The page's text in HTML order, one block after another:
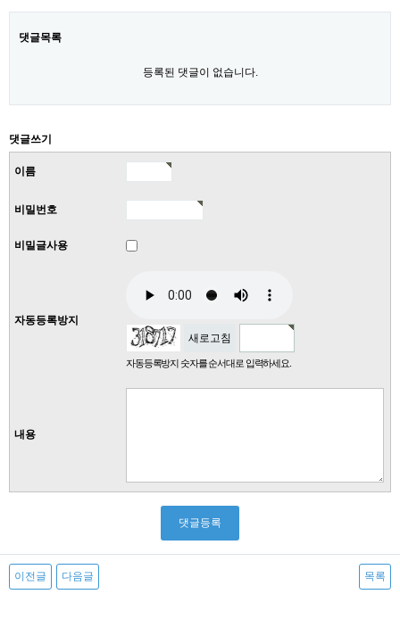
댓글목록
등록된 댓글이 없습니다.
댓글쓰기
이름
비밀번호
비밀글사용
자동등록방지
새로고침
자동등록방지 숫자를 순서대로 입력하세요.
내용
이전글 다음글 목록